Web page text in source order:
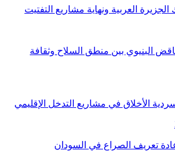
الجزيرة العربية ونهاية مشاريع التفتيت
البنيوي بين منطق السلاح وثقافة
الأخلاق في مشاريع التدخل الإقليمي
تعريف الصراع في السودان